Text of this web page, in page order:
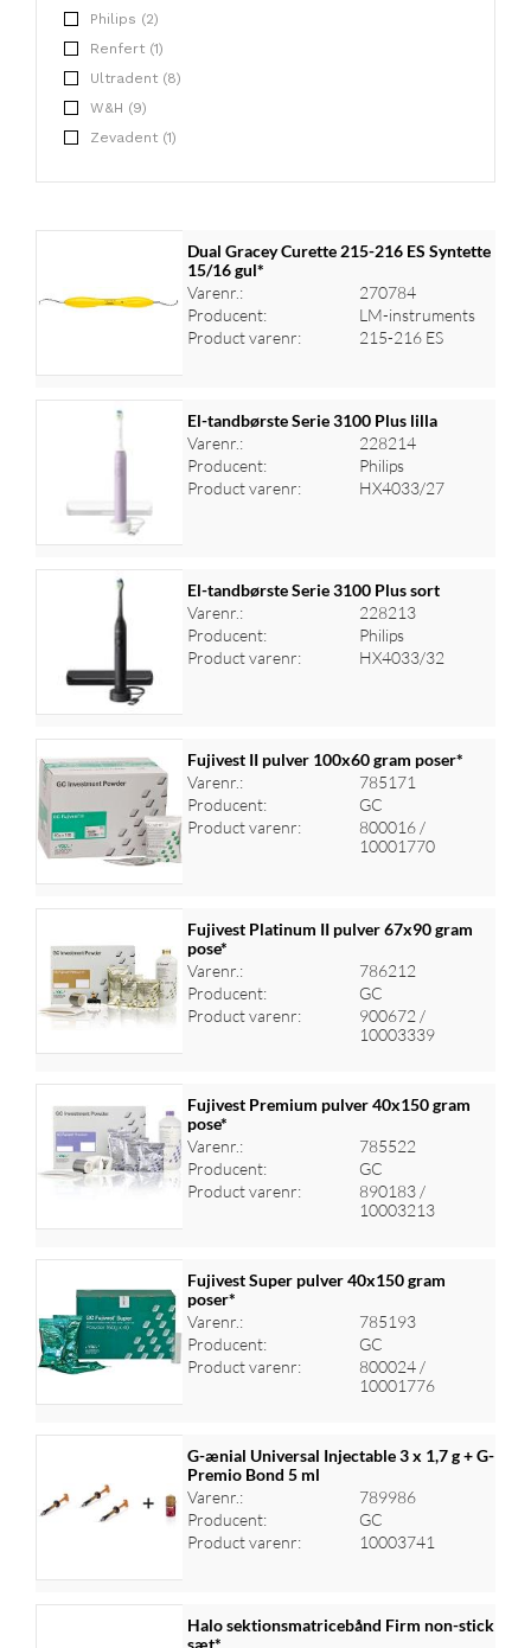
Philips (2)
Renfert (1)
Ultradent (8)
W&H (9)
Zevadent (1)
Dual Gracey Curette 215-216 ES Syntette
15/16 gul*
Varenr.:
270784
Producent:
LM-instruments
Product varenr:
215-216 ES
Log ind for at se priser
El-tandbørste Serie 3100 Plus lilla
Varenr.:
228214
Producent:
Philips
Product varenr:
HX4033/27
Log ind for at se priser
El-tandbørste Serie 3100 Plus sort
Varenr.:
228213
Producent:
Philips
Product varenr:
HX4033/32
Log ind for at se priser
Fujivest II pulver 100x60 gram poser*
Varenr.:
785171
Producent:
GC
Product varenr:
800016 /
10001770
Log ind for at se priser
Fujivest Platinum II pulver 67x90 gram
pose*
Varenr.:
786212
Producent:
GC
Product varenr:
900672 /
10003339
Log ind for at se priser
Fujivest Premium pulver 40x150 gram
pose*
Varenr.:
785522
Producent:
GC
Product varenr:
890183 /
10003213
Log ind for at se priser
Fujivest Super pulver 40x150 gram
poser*
Varenr.:
785193
Producent:
GC
Product varenr:
800024 /
10001776
Log ind for at se priser
G-ænial Universal Injectable 3 x 1,7 g + G-
Premio Bond 5 ml
Varenr.:
789986
Producent:
GC
Product varenr:
10003741
Halo sektionsmatricebånd Firm non-stick
sæt*